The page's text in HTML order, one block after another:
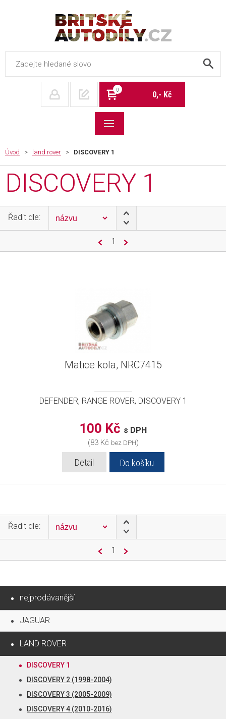
0 0,- Kč
Úvod > land rover > DISCOVERY 1
DISCOVERY 1
Řadit dle:
1
Matice kola, NRC7415
DEFENDER, RANGE ROVER, DISCOVERY 1
100 Kč s DPH
(83 Kč bez DPH)
Detail Do košíku
Řadit dle:
1
nejprodávanější
JAGUAR
LAND ROVER
DISCOVERY 1
DISCOVERY 2 (1998-2004)
DISCOVERY 3 (2005-2009)
DISCOVERY 4 (2010-2016)